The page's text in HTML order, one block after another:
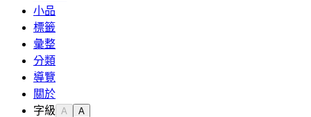
小品
標籤
彙整
分類
導覽
關於
字級 A A